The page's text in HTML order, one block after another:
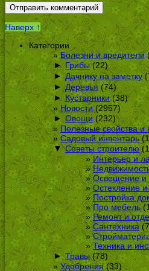
Наверх ↑
Категории
Болезни и вредители
► Грибы(22)
► Дачнику на заметку
► Деревья (74)
► Кустарники (38)
Новости(2957)
► Овощи(232)
Полезные свойства и
Садовый инвентарь
▼ Советы строителю
Интерьер и
Освещение и
Остекление и
Постройка
Про мебель
Ремонт и
Сантехника
Техника и
► Травы(78)
Удобрения(33)